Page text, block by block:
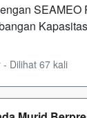
Dilihat 67 kali